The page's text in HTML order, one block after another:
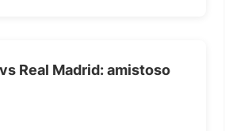
Real Madrid: amistoso